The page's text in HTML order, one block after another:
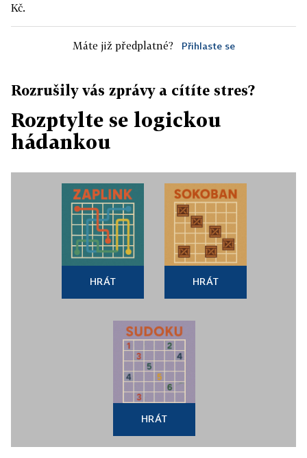
Kč.
Máte již předplatné? Přihlaste se
Rozrušily vás zprávy a cítíte stres?
Rozptylte se logickou
hádankou
HRÁT HRÁT
HRÁT